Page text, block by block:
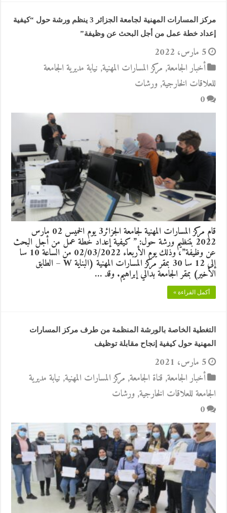
مركز المسارات المهنية لجامعة الجزائر 3 ينظم ورشة حول “كيفية
إعداد خطة عمل من أجل البحث عن وظيفة”
5 مارس، 2022
أخبار الجامعة, مركز المسارات المهنية, نيابة مديرية الجامعة
للعلاقات الخارجية, ورشات
0
قام مركز المسارات المهنية لجامعة الجزائر3 يوم الخميس 02 مارس
2022 بتنظيم ورشة حول: ” كيفية إعداد خطة عمل من أجل البحث
عن وظيفة”، وذلك يوم الأربعاء 02/03/2022 من الساعة 10 سا
إلى 12 سا 30 بمقر مركز المسارات المهنية (البناية W – الطابق
الأخير) بمقر الجامعة بدالي إبراهيم. وقد …
أكمل القراءة »
التغطية الخاصة بالورشة المنظمة من طرف مركز المسارات
المهنية حول كيفية إنجاح مقابلة توظيف
5 مارس، 2021
أخبار الجامعة, قناة الجامعة, مركز المسارات المهنية, نيابة مديرية
الجامعة للعلاقات الخارجية, ورشات
0